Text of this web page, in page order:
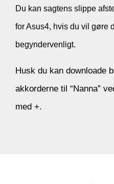
Du kan sagtens slippe
for Asus4, hvis du vil gøre
begyndervenligt.
Husk du kan downloade
akkorderne til “Nanna”
med +.